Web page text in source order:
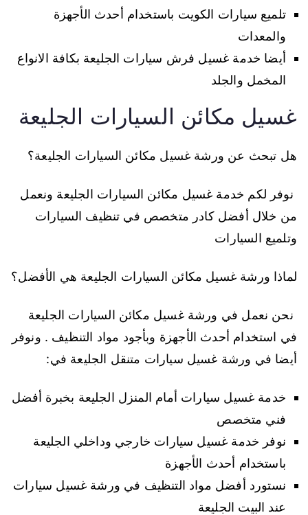
تلميع سيارات الكويت باستخدام أحدث الأجهزة
والمعدات
أيضا خدمة غسيل فرش سيارات الجليعة بكافة الانواع
المخمل والجلد
غسيل مكائن السيارات الجليعة
هل تبحث عن ورشة غسيل مكائن السيارات الجليعة؟
نوفر لكم خدمة غسيل مكائن السيارات الجليعة ونعمل
من خلال أفضل كادر متخصص في تنظيف السيارات
وتلميع السيارات
لماذا ورشة غسيل مكائن السيارات الجليعة هي الأفضل؟
نحن نعمل في ورشة غسيل مكائن السيارات الجليعة
في استخدام أحدث الأجهزة وبأجود مواد التنظيف . ونوفر
أيضا في ورشة غسيل سيارات متنقل الجليعة في:
خدمة غسيل سيارات أمام المنزل الجليعة بخبرة أفضل
فني متخصص
نوفر خدمة غسيل سيارات خارجي وداخلي الجليعة
باستخدام أحدث الأجهزة
نستورد أفضل مواد التنظيف في ورشة غسيل سيارات
عند البيت الجليعة